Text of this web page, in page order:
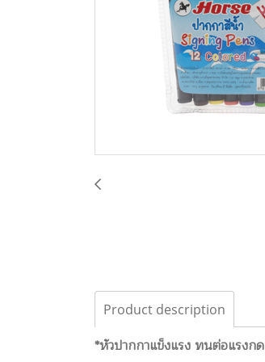
Product description
*หัวปากกาแข็งแรง ทนต่อแรงกด